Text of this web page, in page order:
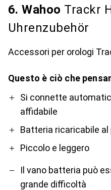
6. Wahoo Trackr
Uhrenzubehör
Accessori per orologi
Questo è ciò che
ProSi connette
affidabile
Batteria ricaricabile
Piccolo e leggero
Contro
Il vano batteria può
grande difficoltà